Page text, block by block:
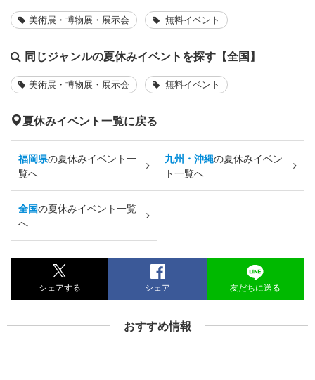
美術展・博物展・展示会 無料イベント
同じジャンルの夏休みイベントを探す【全国】
美術展・博物展・展示会 無料イベント
夏休みイベント一覧に戻る
福岡県の夏休みイベント一
覧へ
九州・沖縄の夏休みイベン
ト一覧へ
全国の夏休みイベント一覧
へ
シェアする シェア 友だちに送る
おすすめ情報